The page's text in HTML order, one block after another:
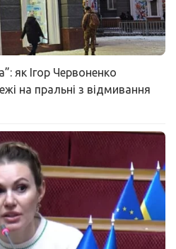
як Ігор Червоненко
на пральні з відмивання